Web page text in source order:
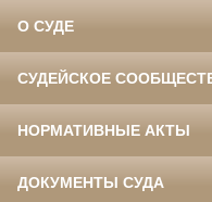
О СУДЕ
СУДЕЙСКОЕ
НОРМАТИВНЫЕ АКТЫ
ДОКУМЕНТЫ СУДА